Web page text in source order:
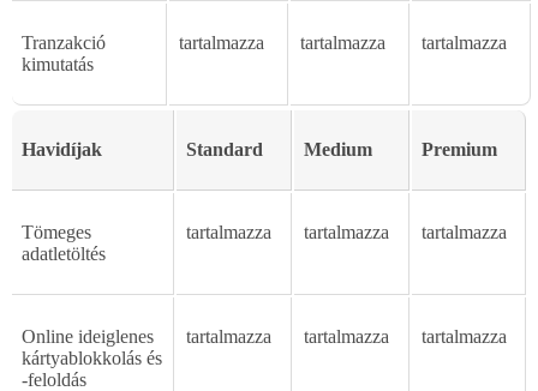
Tranzakció
kimutatás
tartalmazza tartalmazza tartalmazza
Havidíjak Standard Medium Premium
Tömeges
adatletöltés
tartalmazza tartalmazza tartalmazza
Online ideiglenes
kártyablokkolás és
-feloldás
tartalmazza tartalmazza tartalmazza